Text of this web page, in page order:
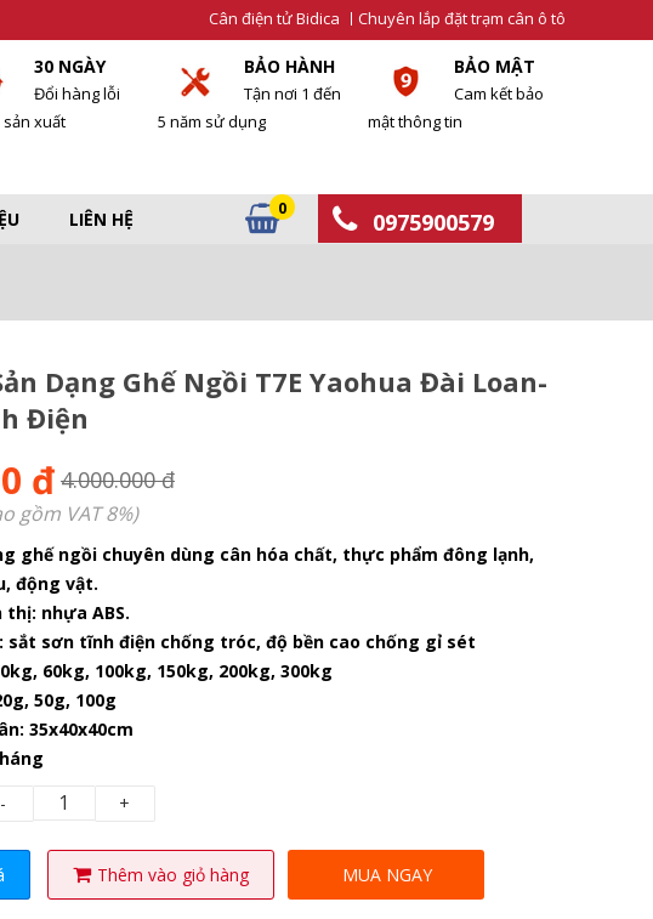
Cân điện tử Bidica Chuyên lắp đặt trạm cân ô tô
30 NGÀY
Đổi hàng lỗi
xuất
BẢO HÀNH
Tận nơi 1 đến
5 năm sử dụng
BẢO MẬT
Cam kết bảo
mật thông tin
LIÊN HỆ 0 0975900579
Dạng Ghế Ngồi T7E Yaohua Đài Loan-
Điện
đ 4.000.000 đ
gồm VAT 8%)
ghế ngồi chuyên dùng cân hóa chất, thực phẩm đông lạnh,
động vật.
thị: nhựa ABS.
sắt sơn tĩnh điện chống tróc, độ bền cao chống gỉ sét
60kg, 100kg, 150kg, 200kg, 300kg
50g, 100g
35x40x40cm
- +
Thêm vào giỏ hàng MUA NGAY